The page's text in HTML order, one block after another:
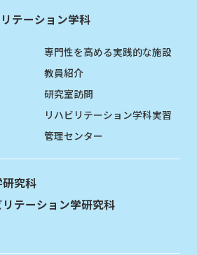
テーション学科
専門性を高める実践的な施設
教員紹介
研究室訪問
リハビリテーション学科実習
管理センター
究科
リテーション学研究科